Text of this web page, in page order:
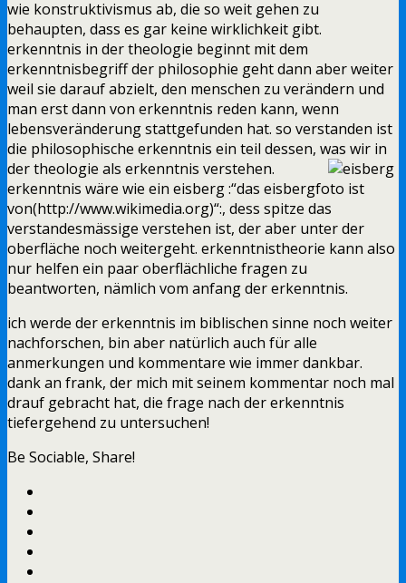
wie konstruktivismus ab, die so weit gehen zu
behaupten, dass es gar keine wirklichkeit gibt.
erkenntnis in der theologie beginnt mit dem
erkenntnisbegriff der philosophie geht dann aber weiter
weil sie darauf abzielt, den menschen zu verändern und
man erst dann von erkenntnis reden kann, wenn
lebensveränderung stattgefunden hat. so verstanden ist
die philosophische erkenntnis ein teil dessen, was wir in
der theologie als erkenntnis verstehen.
erkenntnis wäre wie ein eisberg :“das eisbergfoto ist
von(http://www.wikimedia.org)“:, dess spitze das
verstandesmässige verstehen ist, der aber unter der
oberfläche noch weitergeht. erkenntnistheorie kann also
nur helfen ein paar oberflächliche fragen zu
beantworten, nämlich vom anfang der erkenntnis.
ich werde der erkenntnis im biblischen sinne noch weiter
nachforschen, bin aber natürlich auch für alle
anmerkungen und kommentare wie immer dankbar.
dank an frank, der mich mit seinem kommentar noch mal
drauf gebracht hat, die frage nach der erkenntnis
tiefergehend zu untersuchen!
Be Sociable, Share!